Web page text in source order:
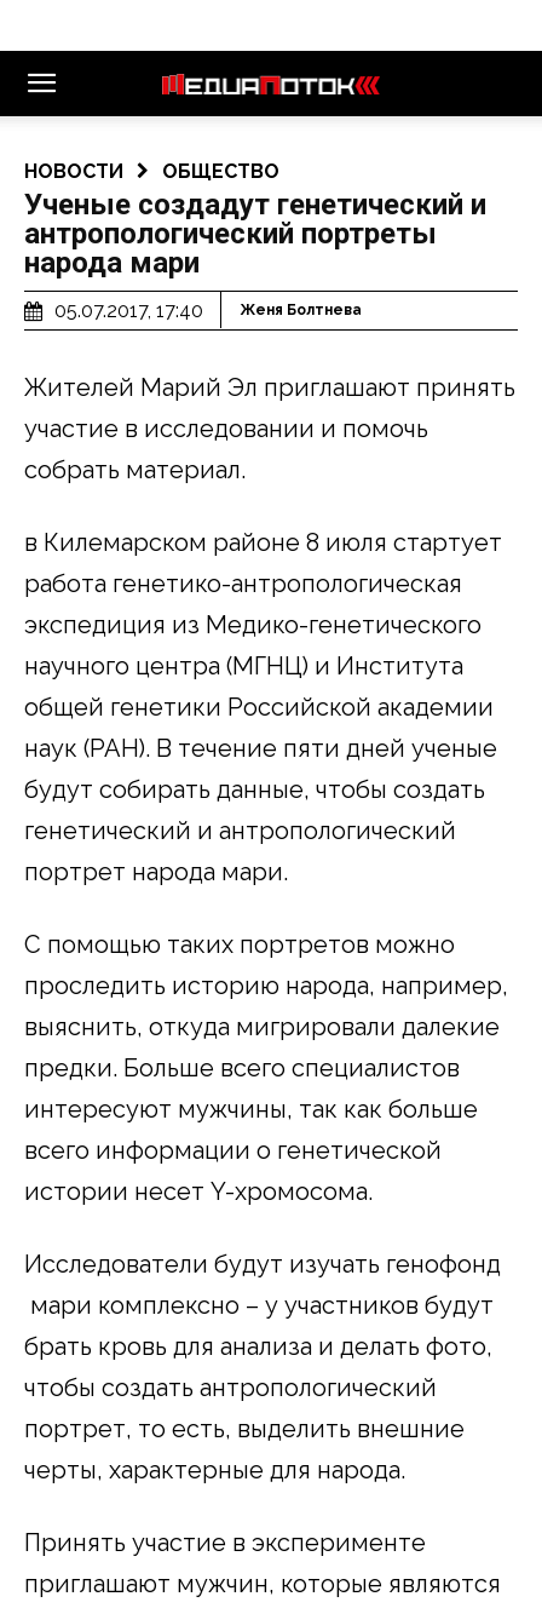
НОВОСТИ ОБЩЕСТВО
Ученые создадут генетический и
антропологический портреты
народа мари
05.07.2017, 17:40 Женя Болтнева
Жителей Марий Эл приглашают принять
участие в исследовании и помочь
собрать материал.
в Килемарском районе 8 июля стартует
работа генетико-антропологическая
экспедиция из Медико-генетического
научного центра (МГНЦ) и Института
общей генетики Российской академии
наук (РАН). В течение пяти дней ученые
будут собирать данные, чтобы создать
генетический и антропологический
портрет народа мари.
С помощью таких портретов можно
проследить историю народа, например,
выяснить, откуда мигрировали далекие
предки. Больше всего специалистов
интересуют мужчины, так как больше
всего информации о генетической
истории несет Y-хромосома.
Исследователи будут изучать генофонд
мари комплексно – у участников будут
брать кровь для анализа и делать фото,
чтобы создать антропологический
портрет, то есть, выделить внешние
черты, характерные для народа.
Принять участие в эксперименте
приглашают мужчин, которые являются